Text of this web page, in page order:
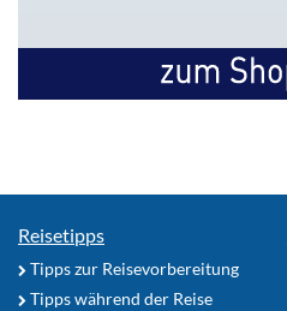
Reisetipps
Tipps zur Reisevorbereitung
Tipps während der Reise